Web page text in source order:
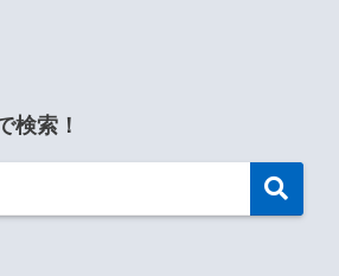
検索！